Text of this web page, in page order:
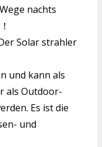
nachts
Solar strahler
und kann als
als Outdoor-
Es ist die
und